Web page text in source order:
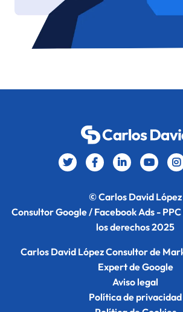
© Carlos David López
Consultor Google / Facebook Ads -
los derechos 2025
Carlos David López Consultor de
Expert de Google
Aviso legal
Política de privacidad